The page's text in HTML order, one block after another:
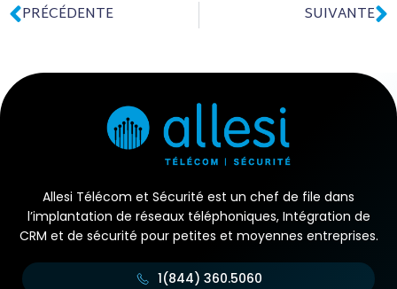
PRÉCÉDENTE SUIVANTE
Allesi Télécom et Sécurité est un chef de file dans
l’implantation de réseaux téléphoniques, Intégration de
CRM et de sécurité pour petites et moyennes entreprises.
1(844) 360.5060